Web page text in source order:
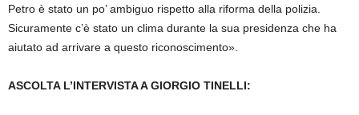
Petro è stato un po’ ambiguo rispetto alla riforma della polizia.
Sicuramente c’è stato un clima durante la sua presidenza che ha
aiutato ad arrivare a questo riconoscimento».
ASCOLTA L’INTERVISTA A GIORGIO TINELLI: